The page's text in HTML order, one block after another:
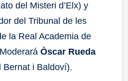
del Misteri d’Elx) y
del Tribunal de les
la Real Academia de
Òscar Rueda
Bernat i Baldoví).